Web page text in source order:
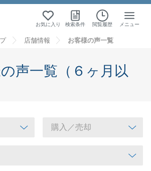
お気に入り 検索条件 閲覧履歴 メニュー
店舗情報 お客様の声一覧
声一覧（６ヶ月以